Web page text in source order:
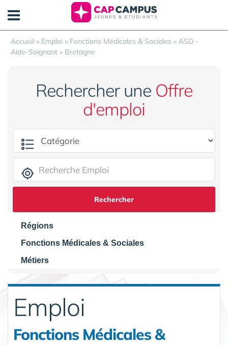
Accueil » Emploi » Fonctions Médicales & Sociales » ASD -
Aide-Soignant » Bretagne
Rechercher une Offre
d'emploi
Rechercher
Régions
Fonctions Médicales & Sociales
Métiers
Emploi
Fonctions Médicales &
Panneau de gestion des cookies